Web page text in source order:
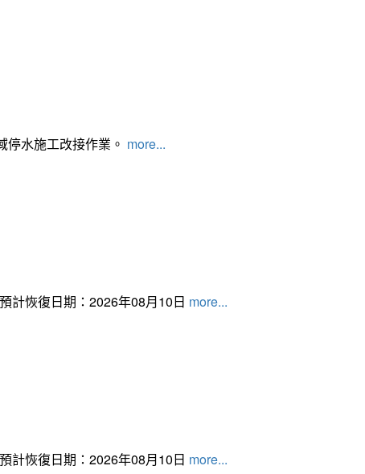
水施工改接作業。 more...
計恢復日期：2026年08月10日 more...
計恢復日期：2026年08月10日 more...